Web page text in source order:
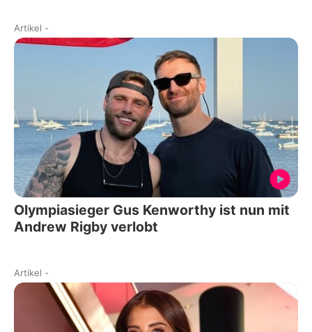
Artikel -
Olympiasieger Gus Kenworthy ist nun mit
Andrew Rigby verlobt
Artikel -